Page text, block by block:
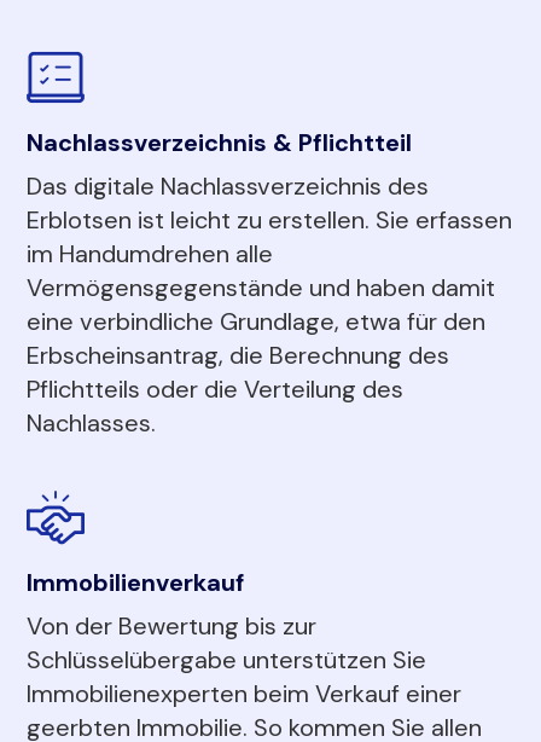
Nachlassverzeichnis & Pflichtteil
Das digitale Nachlassverzeichnis des
Erblotsen ist leicht zu erstellen. Sie erfassen
im Handumdrehen alle
Vermögensgegenstände und haben damit
eine verbindliche Grundlage, etwa für den
Erbscheinsantrag, die Berechnung des
Pflichtteils oder die Verteilung des
Nachlasses.
Immobilienverkauf
Von der Bewertung bis zur
Schlüsselübergabe unterstützen Sie
Immobilienexperten beim Verkauf einer
geerbten Immobilie. So kommen Sie allen